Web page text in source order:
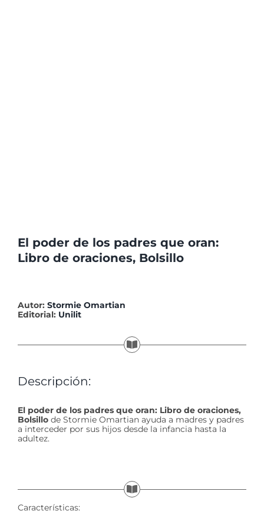
El poder de los padres que oran:
Libro de oraciones, Bolsillo
Autor: Stormie Omartian
Editorial: Unilit
Descripción:
El poder de los padres que oran: Libro de oraciones,
Bolsillo de Stormie Omartian ayuda a madres y padres
a interceder por sus hijos desde la infancia hasta la
adultez.
Características: